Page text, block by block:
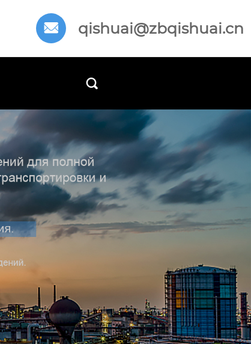
 qishuai@zbqishuai.cn
